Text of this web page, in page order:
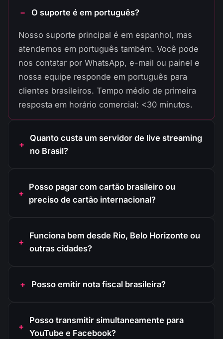
O suporte é em português?
Nosso suporte principal é em espanhol, mas
atendemos em português também. Você pode
nos contatar por WhatsApp, e-mail ou painel e
nossa equipe responde em português para
clientes brasileiros. Tempo médio de primeira
resposta em horário comercial: <30 minutos.
Quanto custa um servidor de live streaming
no Brasil?
Posso pagar com cartão brasileiro ou
preciso de cartão internacional?
Funciona bem desde Rio, Belo Horizonte ou
outras cidades?
Posso emitir nota fiscal brasileira?
Posso transmitir simultaneamente para
YouTube e Facebook?